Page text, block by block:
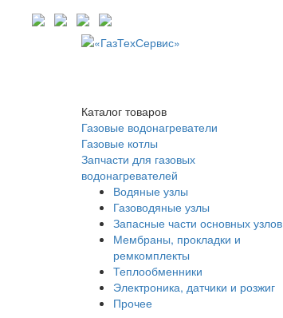
Каталог товаров
Газовые водонагреватели
Газовые котлы
Запчасти для газовых
водонагревателей
Водяные узлы
Газоводяные узлы
Запасные части основных узлов
Мембраны, прокладки и
ремкомплекты
Теплообменники
Электроника, датчики и розжиг
Прочее